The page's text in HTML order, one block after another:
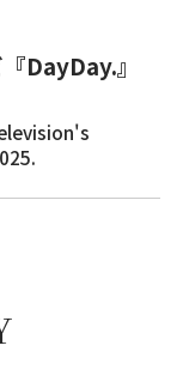
DayDay.』